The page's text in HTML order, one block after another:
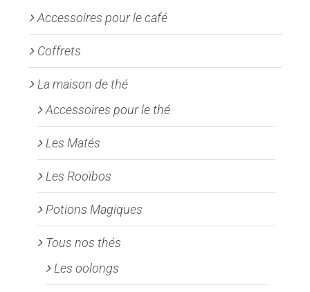
Accessoires pour le café
Coffrets
La maison de thé
Accessoires pour le thé
Les Matés
Les Rooïbos
Potions Magiques
Tous nos thés
Les oolongs